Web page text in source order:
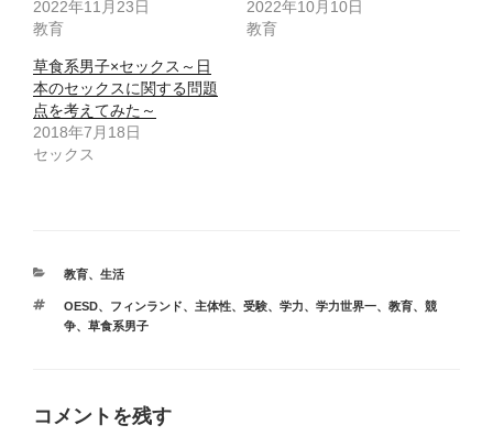
r
(
新
し
い
ウ
ィ
ン
ド
)
る
リ
ッ
ク
し
て
く
ウ
で
開
2022年11月23日
教育
2022年10月10日
教育
草食系男子×セックス～日
本のセックスに関する問題
点を考えてみた～
2018年7月18日
セックス
カ
ゴ
リ
教育、 生活
タ
グ
OESD、 フィンランド、 主体性、 受験、 学力、 学力世界一、 教育、 競
争、 草食系男子
コメントを残す